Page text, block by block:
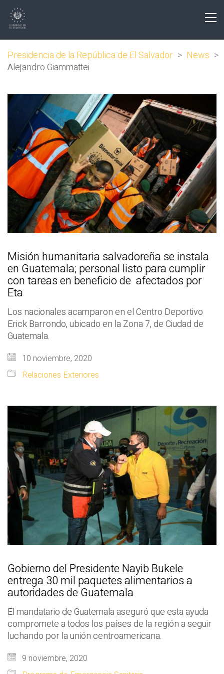
Presidencia de la República de El Salvador > News >
Alejandro Giammattei
Misión humanitaria salvadoreña se instala
en Guatemala; personal listo para cumplir
con tareas en beneficio de afectados por
Eta
Los nacionales acamparon en el Centro Deportivo
Erick Barrondo, ubicado en la Zona 7, de Ciudad de
Guatemala.
10 noviembre, 2020
Relaciones Exteriores
Gobierno del Presidente Nayib Bukele
entrega 30 mil paquetes alimentarios a
autoridades de Guatemala
El mandatario de Guatemala aseguró que esta ayuda
compromete a todos los países de la región a seguir
luchando por la unión centroamericana.
9 noviembre, 2020